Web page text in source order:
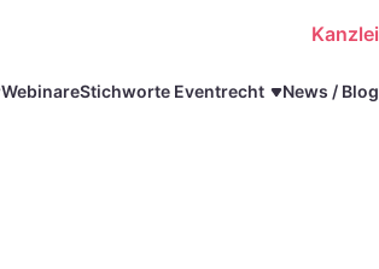
Kanzlei
WebinareStichworte Eventrecht News / Blog